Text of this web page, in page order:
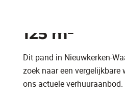
125 m²
Dit pand in Nieuwkerken-
zoek naar een
ons actuele verhuuraanbod.